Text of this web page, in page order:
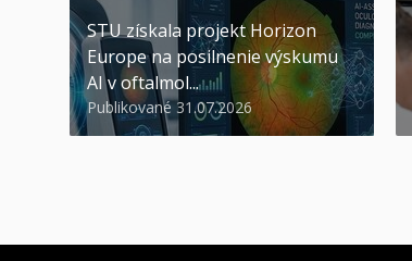
STU získala projekt Horizon
Europe na posilnenie výskumu
AI v oftalmol...
Publikované 31.07.2026